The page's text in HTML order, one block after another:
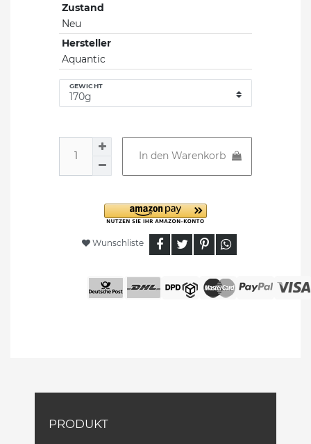
Zustand
Neu
Hersteller
Aquantic
GEWICHT
In den Warenkorb
Wunschliste
PRODUKT